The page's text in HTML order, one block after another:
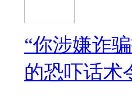
“你涉嫌诈
的恐吓话术